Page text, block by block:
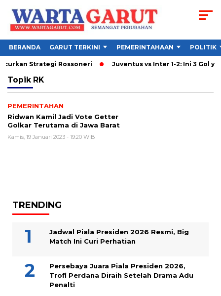
BERANDA GARUT TERKINI PEMERINTAHAAN POLITIK
Strategi Rossoneri Juventus vs Inter 1-2: Ini 3 Gol
Topik RK
PEMERINTAHAN
Ridwan Kamil Jadi Vote Getter
Golkar Terutama di Jawa Barat
Kamis, 19 Januari 2023 - 19:20 WIB
TRENDING
Jadwal Piala Presiden 2026 Resmi, Big
Match Ini Curi Perhatian
Persebaya Juara Piala Presiden 2026,
Trofi Perdana Diraih Setelah Drama Adu
Penalti